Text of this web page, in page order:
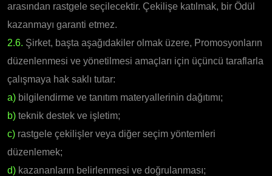
arasından rastgele seçilecektir. Çekilişe katılmak, bir Ödül
kazanmayı garanti etmez.
2.6. Şirket, başta aşağıdakiler olmak üzere, Promosyonların
düzenlenmesi ve yönetilmesi amaçları için üçüncü taraflarla
çalışmaya hak saklı tutar:
a) bilgilendirme ve tanıtım materyallerinin dağıtımı;
b) teknik destek ve işletim;
c) rastgele çekilişler veya diğer seçim yöntemleri
düzenlemek;
d) kazananların belirlenmesi ve doğrulanması;